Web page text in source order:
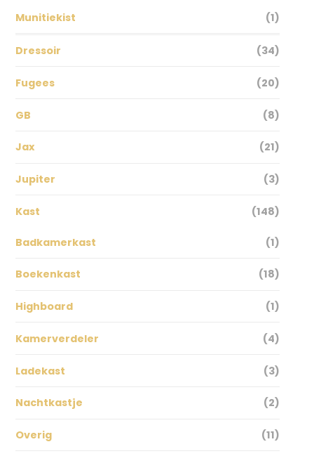
Munitiekist (1)
Dressoir (34)
Fugees (20)
GB (8)
Jax (21)
Jupiter (3)
Kast (148)
Badkamerkast (1)
Boekenkast (18)
Highboard (1)
Kamerverdeler (4)
Ladekast (3)
Nachtkastje (2)
Overig (11)